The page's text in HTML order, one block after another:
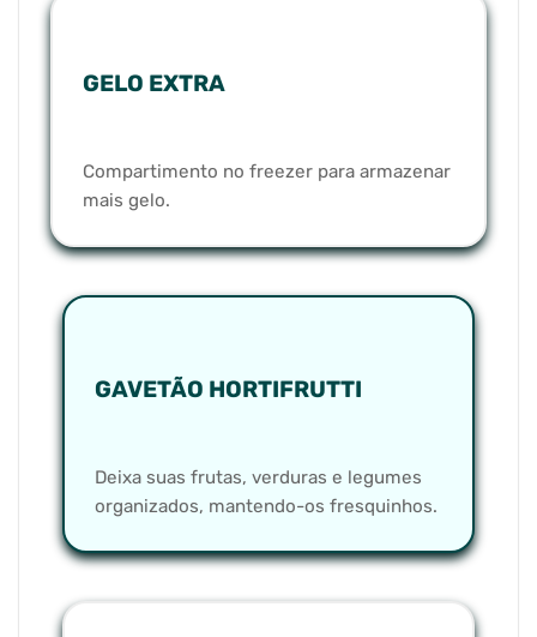
GAVETÃO HORTIFRUTTI
Deixa suas frutas, verduras e legumes
organizados, mantendo-os fresquinhos.
GELO EXTRA
Compartimento no freezer para armazenar
mais gelo.